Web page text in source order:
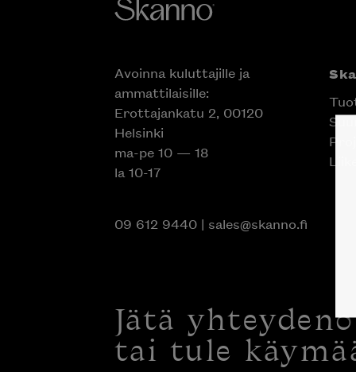
Avoinna kuluttajille ja
ammattilaisille:
Erottajankatu 2, 00120
Helsinki
ma-pe 10 — 18
la 10-17
09 612 9440| sales@skanno.fi
Jätä
tai tule